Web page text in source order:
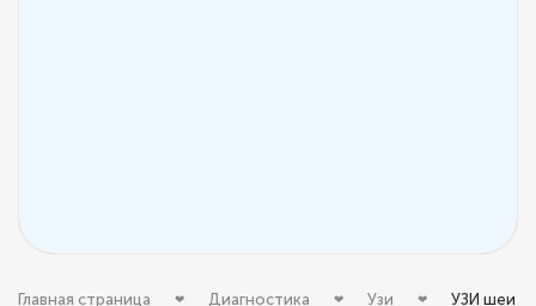
Главная страница Диагностика Узи УЗИ шеи